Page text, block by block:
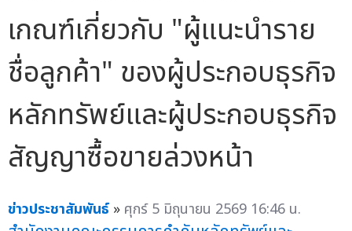
เกณฑ์เกี่ยวกับ "ผู้แนะนำราย
ชื่อลูกค้า" ของผู้ประกอบธุรกิจ
หลักทรัพย์และผู้ประกอบธุรกิจ
สัญญาซื้อขายล่วงหน้า
ข่าวประชาสัมพันธ์ » ศุกร์ 5 มิถุนายน 2569 16:46 น.